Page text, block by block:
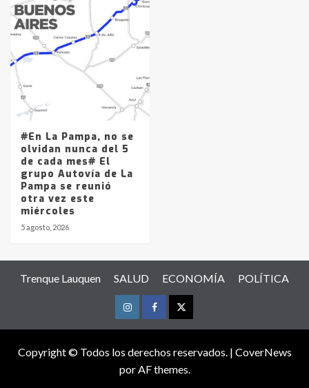
#En La Pampa, no se
olvidan nunca del 5
de cada mes# El
grupo Autovía de La
Pampa se reunió
otra vez este
miércoles
5 agosto, 2026
Trenque Lauquen SALUD ECONOMÍA POLÍTICA
InstagramFacebookTwitter
Copyright © Todos los derechos reservados. | CoverNews
por AF themes.